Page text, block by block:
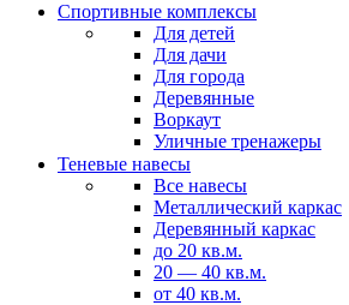
Спортивные комплексы
Для детей
Для дачи
Для города
Деревянные
Воркаут
Уличные тренажеры
Теневые навесы
Все навесы
Металлический каркас
Деревянный каркас
до 20 кв.м.
20 — 40 кв.м.
от 40 кв.м.